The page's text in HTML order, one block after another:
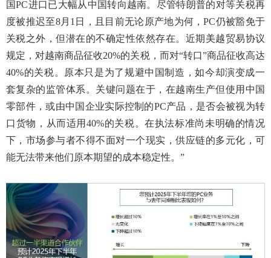
国PC进口已大幅从中国转向越南。尽管特朗普的对等关税再
度被推迟至8月1日，且目前无论原产地为何，PC仍被豁免于
关税之外，但潜在的不确定性依然存在。近期美越贸易协议
规定，对越南商品征收20%的关税，而对“转口”商品征收高达
40%的关税。原本只是为了规避中国制造，如今却演变成一
套复杂的监管体系。关键问题在于，在越南生产但使用中国
零部件，或由中国企业实际控制的PC产品，是否会被视为转
口货物，从而适用40%的关税。在执法标准尚未明确的情况
下，市场参与者不得不面对一个现实，供应链的多元化，可
能无法带来他们原本期望的成本稳定性。”